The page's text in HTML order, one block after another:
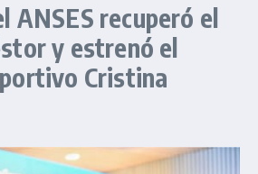
ANSES recuperó el
y estrenó el
Cristina